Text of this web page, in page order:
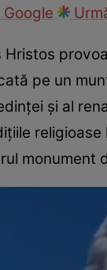
Hristos
pe un
și al
monument